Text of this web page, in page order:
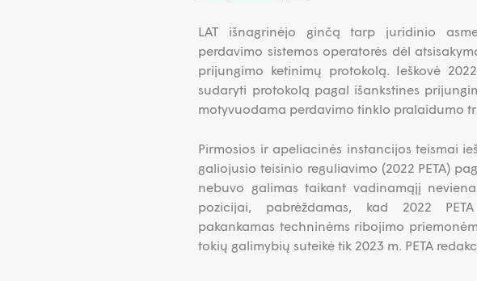
LAT išnagrinėjo ginčą tarp juridinio
perdavimo sistemos operatorės dėl
prijungimo ketinimų protokolą. Ieškovė
sudaryti protokolą pagal išankstines
motyvuodama perdavimo tinklo pralaidumo
Pirmosios ir apeliacinės instancijos teismai
galiojusio teisinio reguliavimo (2022 PETA)
nebuvo galimas taikant vadinamąjį
pozicijai, pabrėždamas, kad 2022
pakankamas techninėms ribojimo
tokių galimybių suteikė tik 2023 m. PETA